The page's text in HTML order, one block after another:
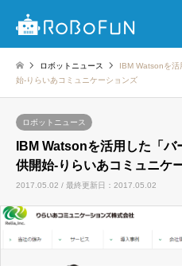
ロボットニュース
IBM Watsonを活
始-りらいあコミュニケーションズ
ロボットニュース
IBM Watsonを活用した「
供開始-りらいあコミュニケ
2017.05.02 / 最終更新日：2017.05.02